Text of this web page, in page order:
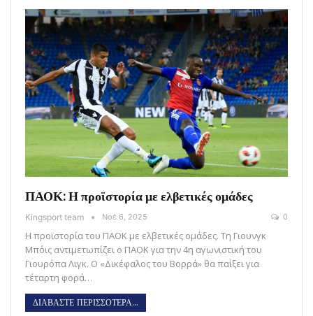
ΠΑΟΚ: Η προϊστορία με ελβετικές ομάδες
Kingsport team Νοέ 6, 2025 0
Η προϊστορία του ΠΑΟΚ με ελβετικές ομάδες. Τη Γιουνγκ
Μπόις αντιμετωπίζει ο ΠΑΟΚ για την 4η αγωνιστική του
Γιουρόπα Λιγκ. Ο «Δικέφαλος του Βορρά» θα παίξει για
τέταρτη φορά…
ΔΙΑΒΑΣΤΕ ΠΕΡΙΣΣΟΤΕΡΑ...